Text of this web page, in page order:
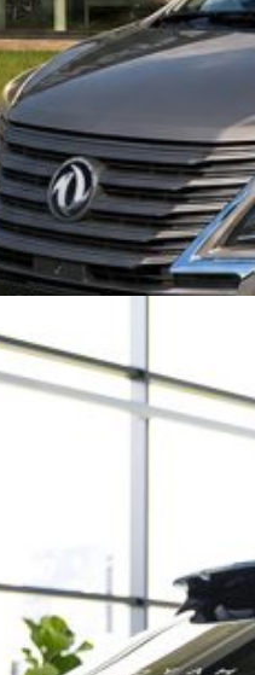
к покупке по
ставкой